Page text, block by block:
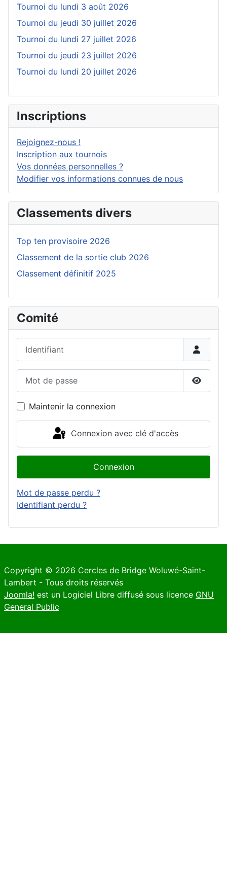
Tournoi du lundi 3 août 2026
Tournoi du jeudi 30 juillet 2026
Tournoi du lundi 27 juillet 2026
Tournoi du jeudi 23 juillet 2026
Tournoi du lundi 20 juillet 2026
Inscriptions
Rejoignez-nous !
Inscription aux tournois
Vos données personnelles ?
Modifier vos informations connues de nous
Classements divers
Top ten provisoire 2026
Classement de la sortie club 2026
Classement définitif 2025
Comité
Maintenir la connexion
Connexion avec clé d'accès
Connexion
Mot de passe perdu ?
Identifiant perdu ?
Copyright © 2026 Cercles de Bridge Woluwé-Saint-
Lambert - Tous droits réservés
Joomla! est un Logiciel Libre diffusé sous licence GNU
General Public